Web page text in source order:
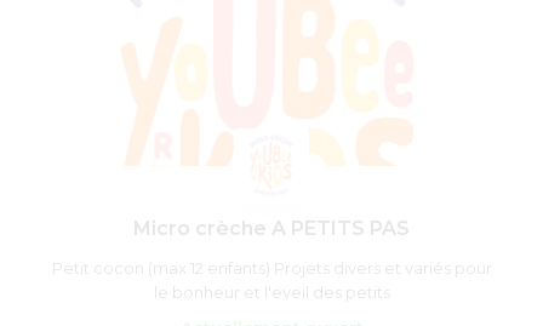
Micro crèche A PETITS PAS
Petit cocon (max 12 enfants) Projets divers et variés pour
le bonheur et l'eveil des petits